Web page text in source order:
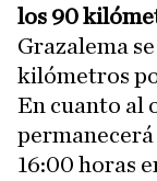
los 90
Grazalema
kilómetros
En cuanto al
16:00 horas